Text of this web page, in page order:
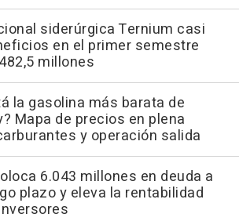
siderúrgica Ternium casi
en el primer semestre
millones
la gasolina más barata de
Mapa de precios en plena
y operación salida
6.043 millones en deuda a
plazo y eleva la rentabilidad